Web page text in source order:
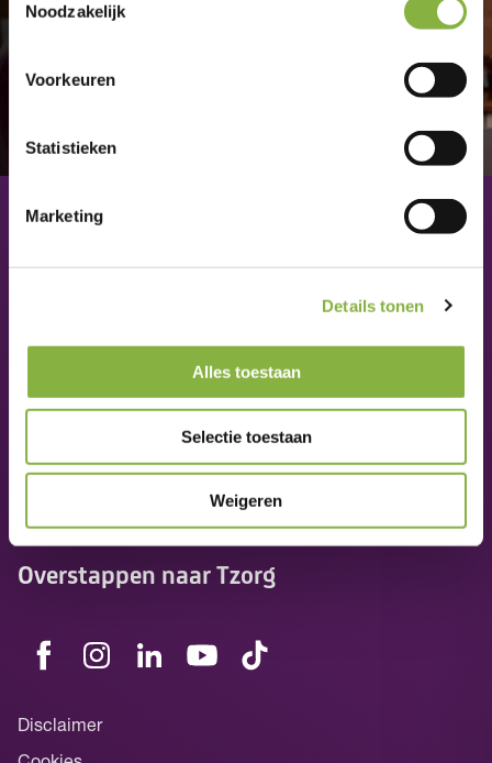
Noodzakelijk
Voorkeuren
Statistieken
Marketing
Details tonen
Alles toestaan
Selectie toestaan
Weigeren
Contact
Veelgestelde vragen
Werken bij Tzorg
Informatie
Medewerkers
Overstappen naar Tzorg
Disclaimer